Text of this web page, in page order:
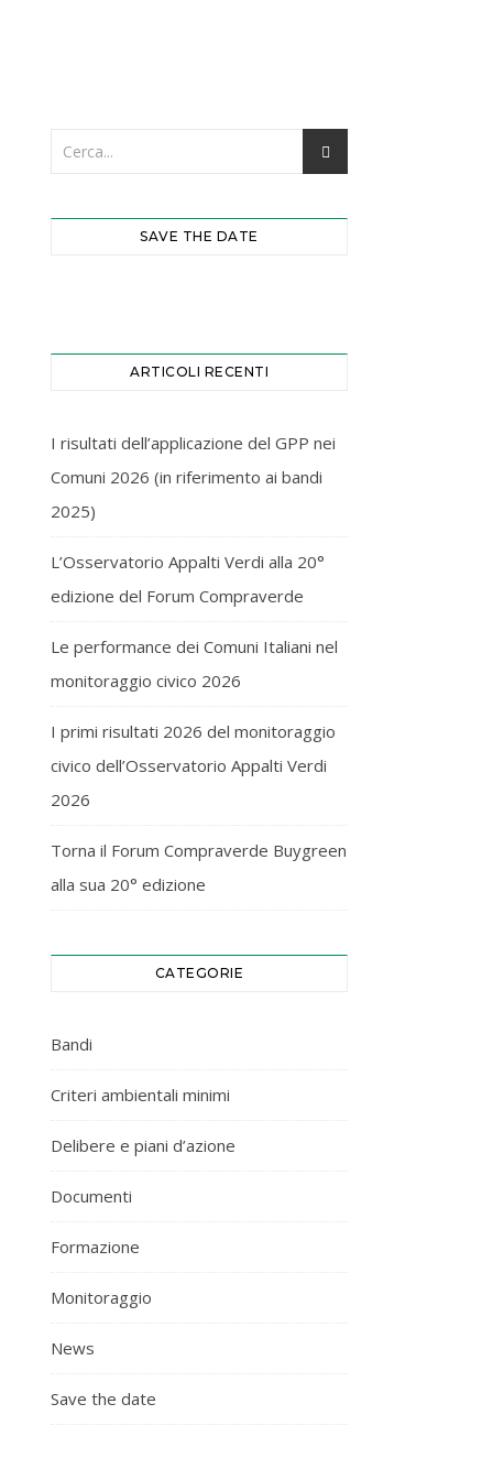
SAVE THE DATE
ARTICOLI RECENTI
I risultati dell’applicazione del GPP nei
Comuni 2026 (in riferimento ai bandi
2025)
L’Osservatorio Appalti Verdi alla 20°
edizione del Forum Compraverde
Le performance dei Comuni Italiani nel
monitoraggio civico 2026
I primi risultati 2026 del monitoraggio
civico dell’Osservatorio Appalti Verdi
2026
Torna il Forum Compraverde Buygreen
alla sua 20° edizione
CATEGORIE
Bandi
Criteri ambientali minimi
Delibere e piani d’azione
Documenti
Formazione
Monitoraggio
News
Save the date